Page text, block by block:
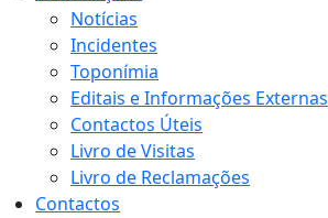
Notícias
Incidentes
Toponímia
Editais e Informações Externas
Contactos Úteis
Livro de Visitas
Livro de Reclamações
Contactos